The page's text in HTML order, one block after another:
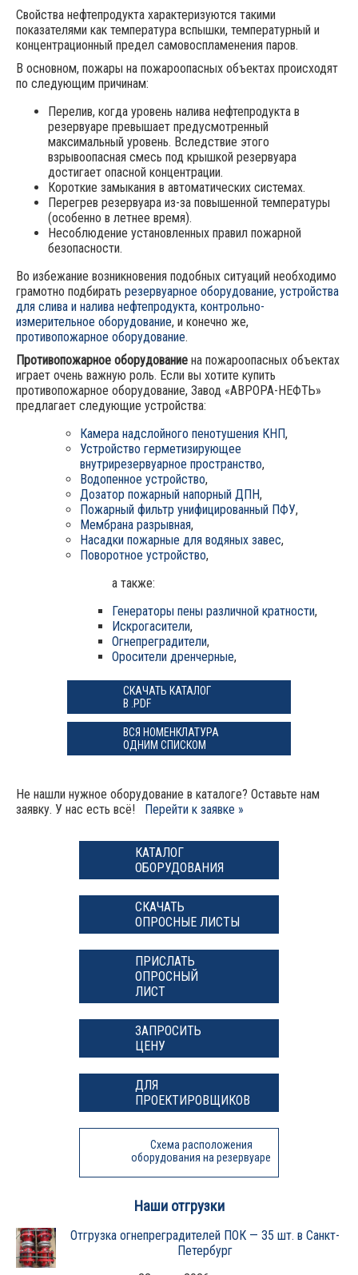
Свойства нефтепродукта характеризуются такими
показателями как температура вспышки, температурный и
концентрационный предел самовоспламенения паров.
В основном, пожары на пожароопасных объектах происходят
по следующим причинам:
Перелив, когда уровень налива нефтепродукта в
резервуаре превышает предусмотренный
максимальный уровень. Вследствие этого
взрывоопасная смесь под крышкой резервуара
достигает опасной концентрации.
Короткие замыкания в автоматических системах.
Перегрев резервуара из-за повышенной температуры
(особенно в летнее время).
Несоблюдение установленных правил пожарной
безопасности.
Во избежание возникновения подобных ситуаций необходимо
грамотно подбирать резервуарное оборудование, устройства
для слива и налива нефтепродукта, контрольно-
измерительное оборудование, и конечно же,
противопожарное оборудование.
Противопожарное оборудование на пожароопасных объектах
играет очень важную роль. Если вы хотите купить
противопожарное оборудование, Завод «АВРОРА-НЕФТЬ»
предлагает следующие устройства:
Камера надслойного пенотушения КНП,
Устройство герметизирующее
внутрирезервуарное пространство,
Водопенное устройство,
Дозатор пожарный напорный ДПН,
Пожарный фильтр унифицированный ПФУ,
Мембрана разрывная,
Насадки пожарные для водяных завес,
Поворотное устройство,
а также:
Генераторы пены различной кратности,
Искрогасители,
Огнепреградители,
Оросители дренчерные,
СКАЧАТЬ КАТАЛОГ
В .PDF
ВСЯ НОМЕНКЛАТУРА
ОДНИМ СПИСКОМ
Не нашли нужное оборудование в каталоге? Оставьте нам
заявку. У нас есть всё! Перейти к заявке »
КАТАЛОГ
ОБОРУДОВАНИЯ
СКАЧАТЬ
ОПРОСНЫЕ ЛИСТЫ
ПРИСЛАТЬ
ОПРОСНЫЙ
ЛИСТ
ЗАПРОСИТЬ
ЦЕНУ
ДЛЯ
ПРОЕКТИРОВЩИКОВ
Схема расположения
оборудования на резервуаре
Наши отгрузки
Отгрузка огнепреградителей ПОК — 35 шт. в Санкт-
Петербург